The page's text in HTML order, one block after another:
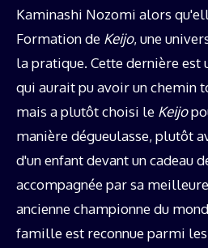
Kaminashi Nozomi alors
Formation de Keijo, une
la pratique. Cette dernière est
qui aurait pu avoir un chemin
mais a plutôt choisi le Keijo
manière dégueulasse, plutôt
d'un enfant devant un cadeau
accompagnée par sa
ancienne championne du
famille est reconnue parmi